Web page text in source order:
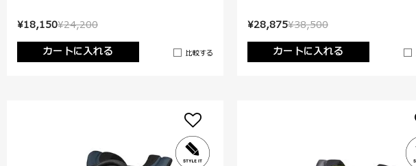
¥24,200
¥18,150
カートに入れる
比較する
¥38,500
¥28,875
カートに入れる